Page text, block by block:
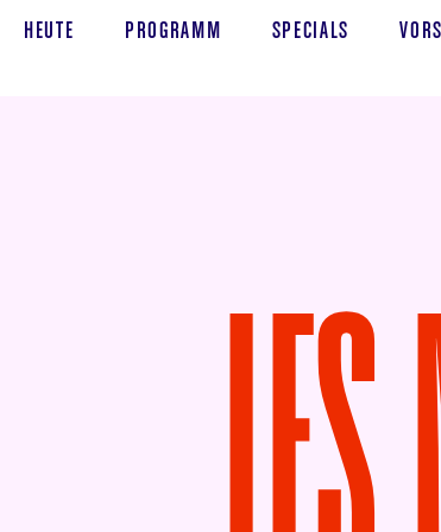
HEUTE PROGRAMM SPECIALS